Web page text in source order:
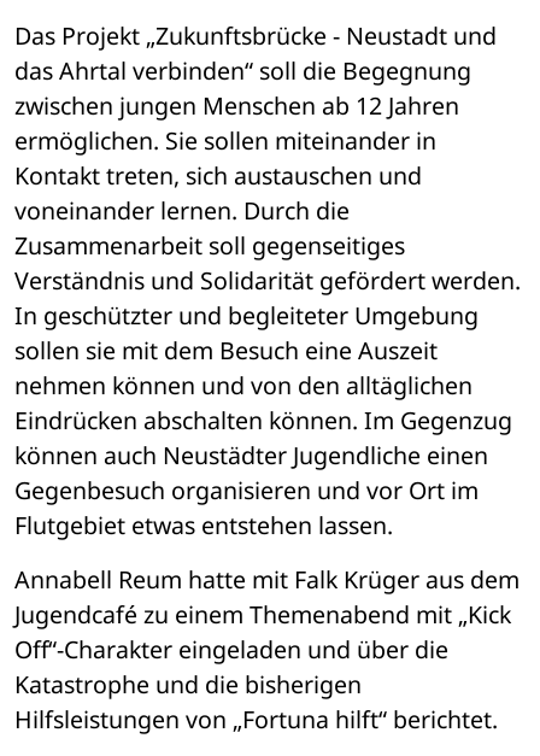
Das Projekt „Zukunftsbrücke - Neustadt und
das Ahrtal verbinden“ soll die Begegnung
zwischen jungen Menschen ab 12 Jahren
ermöglichen. Sie sollen miteinander in
Kontakt treten, sich austauschen und
voneinander lernen. Durch die
Zusammenarbeit soll gegenseitiges
Verständnis und Solidarität gefördert werden.
In geschützter und begleiteter Umgebung
sollen sie mit dem Besuch eine Auszeit
nehmen können und von den alltäglichen
Eindrücken abschalten können. Im Gegenzug
können auch Neustädter Jugendliche einen
Gegenbesuch organisieren und vor Ort im
Flutgebiet etwas entstehen lassen.
Annabell Reum hatte mit Falk Krüger aus dem
Jugendcafé zu einem Themenabend mit „Kick
Off“-Charakter eingeladen und über die
Katastrophe und die bisherigen
Hilfsleistungen von „Fortuna hilft“ berichtet.